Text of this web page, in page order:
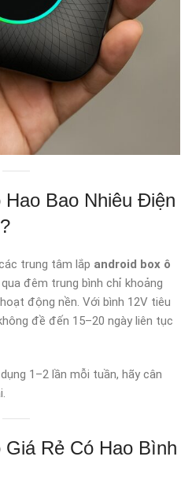
Bao Nhiêu Điện
trung tâm lắp android box ô
đêm trung bình chỉ khoảng
động nền. Với bình 12V tiêu
đề đến 15–20 ngày liên tục
1–2 lần mỗi tuần, hãy cân
Rẻ Có Hao Bình